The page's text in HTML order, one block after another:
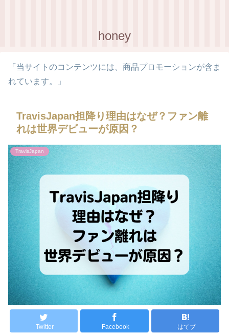
honey
「当サイトのコンテンツには、商品プロモーションが含ま
れています。」
TravisJapan担降り理由はなぜ？ファン離
れは世界デビューが原因？
TravisJapan
Twitter Facebook はてブ